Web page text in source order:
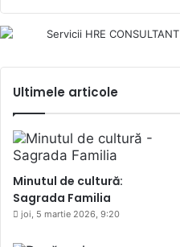
Ultimele articole
Minutul de cultură:
Sagrada Familia
joi, 5 martie 2026, 9:20